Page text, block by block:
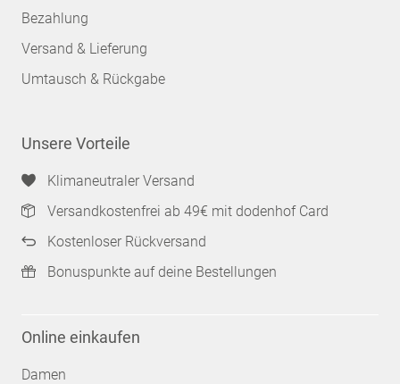
Bezahlung
Versand & Lieferung
Umtausch & Rückgabe
Unsere Vorteile
Klimaneutraler Versand
Versandkostenfrei ab 49€ mit dodenhof Card
Kostenloser Rückversand
Bonuspunkte auf deine Bestellungen
Online einkaufen
Damen